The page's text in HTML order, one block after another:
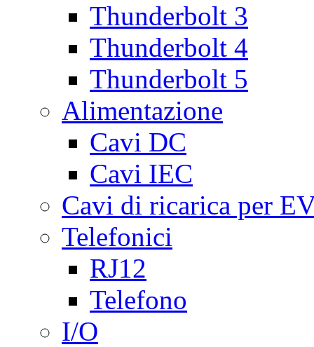
Thunderbolt 3
Thunderbolt 4
Thunderbolt 5
Alimentazione
Cavi DC
Cavi IEC
Cavi di ricarica per
Telefonici
RJ12
Telefono
I/O